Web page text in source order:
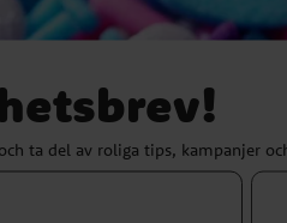
ta del av roliga tips, kampanjer